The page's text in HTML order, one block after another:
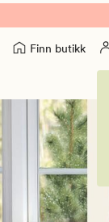
Finn butikk